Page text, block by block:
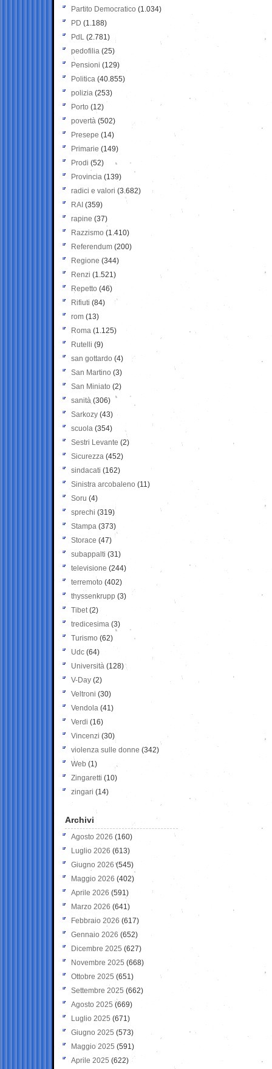
Partito Democratico (1.034)
PD (1.188)
PdL (2.781)
pedofilia (25)
Pensioni (129)
Politica (40.855)
polizia (253)
Porto (12)
povertà (502)
Presepe (14)
Primarie (149)
Prodi (52)
Provincia (139)
radici e valori (3.682)
RAI (359)
rapine (37)
Razzismo (1.410)
Referendum (200)
Regione (344)
Renzi (1.521)
Repetto (46)
Rifiuti (84)
rom (13)
Roma (1.125)
Rutelli (9)
san gottardo (4)
San Martino (3)
San Miniato (2)
sanità (306)
Sarkozy (43)
scuola (354)
Sestri Levante (2)
Sicurezza (452)
sindacati (162)
Sinistra arcobaleno (11)
Soru (4)
sprechi (319)
Stampa (373)
Storace (47)
subappalti (31)
televisione(244)
terremoto (402)
thyssenkrupp (3)
Tibet(2)
tredicesima (3)
Turismo (62)
Udc (64)
Università (128)
V-Day (2)
Veltroni (30)
Vendola (41)
Verdi (16)
Vincenzi (30)
violenza sulle donne (342)
Web (1)
Zingaretti (10)
zingari (14)
Archivi
Agosto 2026 (160)
Luglio 2026 (613)
Giugno 2026 (545)
Maggio 2026 (402)
Aprile 2026 (591)
Marzo 2026 (641)
Febbraio 2026 (617)
Gennaio 2026 (652)
Dicembre 2025 (627)
Novembre 2025 (668)
Ottobre 2025 (651)
Settembre 2025 (662)
Agosto 2025 (669)
Luglio 2025 (671)
Giugno 2025 (573)
Maggio 2025 (591)
Aprile 2025 (622)